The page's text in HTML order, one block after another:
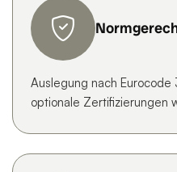
Auslegung nach Eurocode
optionale Zertifizierungen